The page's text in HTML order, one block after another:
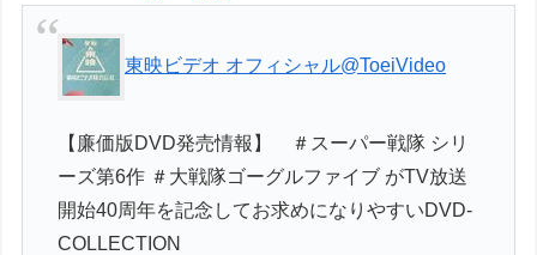
東映ビデオ オフィシャル@ToeiVideo
【廉価版DVD発売情報】 ＃スーパー戦隊 シリ
ーズ第6作 ＃大戦隊ゴーグルファイブ がTV放送
開始40周年を記念してお求めになりやすいDVD-
COLLECTION